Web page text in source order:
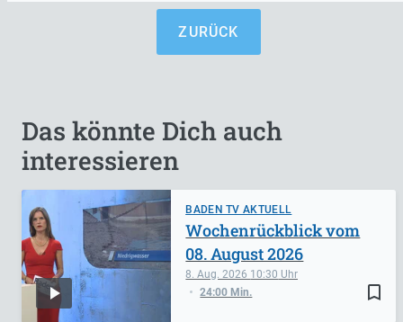
ZURÜCK
Das könnte Dich auch
interessieren
BADEN TV AKTUELL
bookmark_border
8. Aug. 2026 10:30
24:00 Min.
Wochenrückblick vom
08. August 2026